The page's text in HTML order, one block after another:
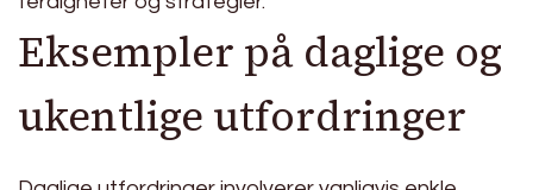
Eksempler på daglige og
ukentlige utfordringer